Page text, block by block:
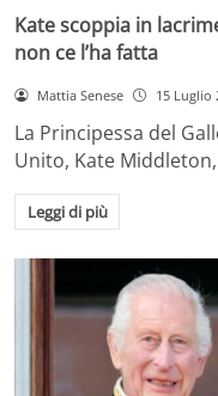
Kate scoppia in
non ce l’ha fatta
Mattia Senese 15 Luglio
La Principessa del
Unito, Kate
Leggi di più